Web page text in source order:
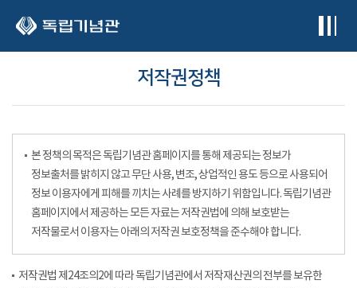
저작권정책
본 정책의 목적은 독립기념관 홈페이지를 통해 제공되는 정보가
정보출처를 밝히지 않고 무단 사용, 변조, 상업적인 용도 등으로 사용되어
정보 이용자에게 피해를 끼치는 사례를 방지하기 위함입니다. 독립기념관
홈페이지에서 제공하는 모든 자료는 저작권법에 의해 보호받는
저작물로서 이용자는 아래의 저작권 보호정책을 준수해야 합니다.
저작권법 제24조의2에 따라 독립기념관에서 저작재산권의 전부를 보유한